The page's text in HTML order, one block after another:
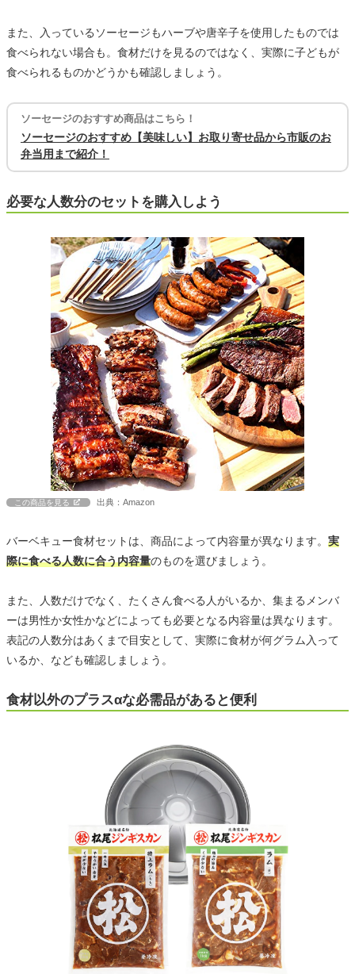
また、入っているソーセージもハーブや唐辛子を使用したものでは
食べられない場合も。食材だけを見るのではなく、実際に子どもが
食べられるものかどうかも確認しましょう。
ソーセージのおすすめ商品はこちら！
ソーセージのおすすめ【美味しい】お取り寄せ品から市販のお
弁当用まで紹介！
必要な人数分のセットを購入しよう
この商品を見る 出典：Amazon
バーベキュー食材セットは、商品によって内容量が異なります。 実
際に食べる人数に合う内容量のものを選びましょう。
また、人数だけでなく、たくさん食べる人がいるか、集まるメンバ
ーは男性か女性かなどによっても必要となる内容量は異なります。
表記の人数分はあくまで目安として、実際に食材が何グラム入って
いるか、なども確認しましょう。
食材以外のプラスαな必需品があると便利